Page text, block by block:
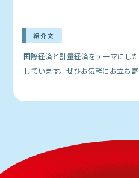
紹介文
国際経済と計量経済をテーマにし
しています。ぜひお気軽にお立ち